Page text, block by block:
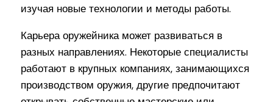
изучая новые технологии и методы работы.
Карьера оружейника может развиваться в
разных направлениях. Некоторые специалисты
работают в крупных компаниях, занимающихся
производством оружия, другие предпочитают